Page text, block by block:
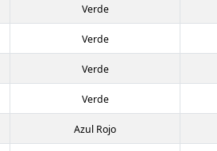
Verde
Verde
Verde
Verde
Azul Rojo